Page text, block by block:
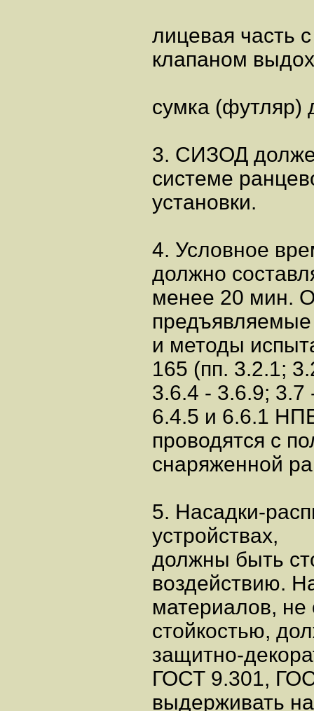
лицевая часть
клапаном
сумка (футляр)
3. СИЗОД
системе
установки.
4. Условное
должно
менее 20 мин.
и методы
165 (пп. 3.2.1;
3.6.4 - 3.6.9;
6.4.5 и 6.6.1
проводятся с
снаряженной
5. Насадки-
устройствах,
должны быть
воздействию.
материалов,
стойкостью,
защитно-
ГОСТ 9.301,
выдерживать